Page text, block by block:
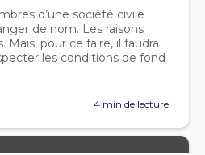
d’une société civile
de nom. Les raisons
pour ce faire, il faudra
les conditions de fond
4 min de lecture